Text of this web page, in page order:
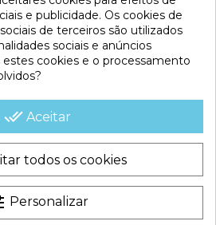
Betão / tela reforçada / poliéster /
mosaico / forro / PVC / gresite
Não aplicável (com cabo)
CON NOSOTROS
COMERCIALES
e publicidade. Os cookies de
de terceiros são utilizados
sociais e anúncios
estes cookies e o processamento
done_all Aceitar
todos os cookies
Personalizar